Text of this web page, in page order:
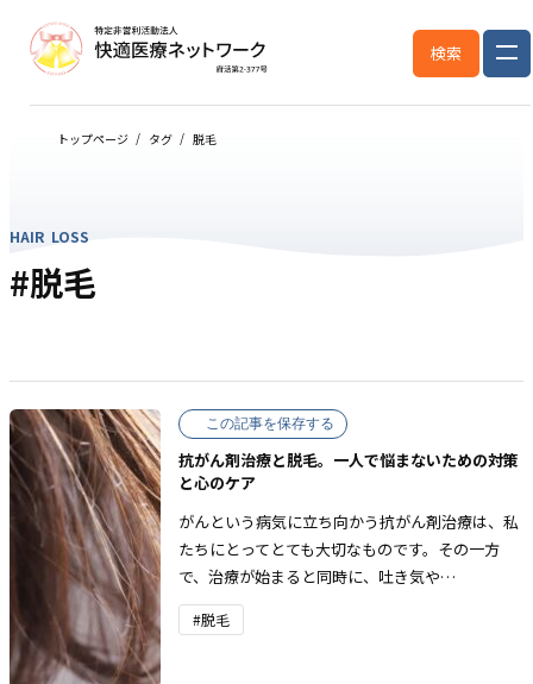
検索
トップページ タグ 脱毛
HAIR LOSS
#脱毛
この記事を保存する
抗がん剤治療と脱毛。一人で悩まないための対策
と心のケア
がんという病気に立ち向かう抗がん剤治療は、私
たちにとってとても大切なものです。その一方
で、治療が始まると同時に、吐き気や…
#脱毛